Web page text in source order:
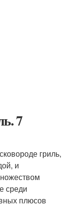
7
гриль,
и
среди
плюсов